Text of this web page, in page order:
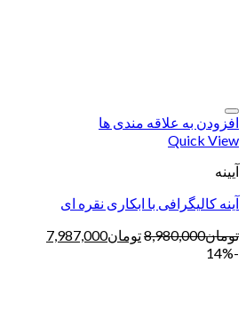
افزودن به علاقه مندی ها
Quick View
آیینه
آینه کالیگرافی با ابکاری نقره ای
تومان8,980,000تومان7,987,000
-14%